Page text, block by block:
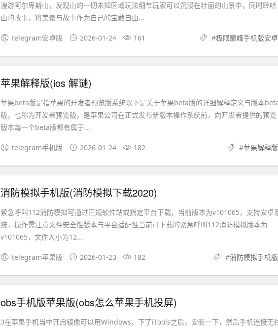
漫游阿尔卑斯山，发现山的一切未知区域玩法细节玩家可以沉浸在壮丽的山景中，同时聆听
山的故事，将美景与故事作为自己的宝藏自由...
telegram安卓版 2026-01-24 161 #极限巅峰手机版安卓
苹果解释版(ios 解谜)
苹果beta版是指苹果的开发者预览版系统以下是关于苹果beta版的详细解释定义与版本
版，也称为开发者预览版，是苹果公司在正式发布新版本操作系统前，向开发者提供的预览
版本每一个beta版都有属于...
telegram手机版 2026-01-24 182 #苹果解释版
消防模拟手机版(消防模拟下载2020)
紧急呼叫112消防模拟可通过正规软件站或指定平台下载，当前版本为v101065，支持安卓
统，操作需注意文件安全性版本与平台适配性当前可下载的紧急呼叫112消防模拟版本为
v101065，文件大小为12...
telegram苹果版 2026-01-23 182 #消防模拟手机版
obs手机版苹果版(obs怎么苹果手机投屏)
3在苹果手机当中开启镜像可以用Windows，下了iTools之后，安装一下，然后手机连接无